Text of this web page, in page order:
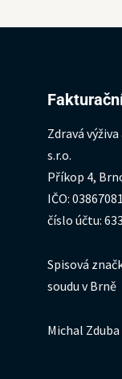
Zdravá
s.r.o.
Příkop 4,
IČO: 03867081
číslo účtu:
Spisová
soudu v Brně
Michal